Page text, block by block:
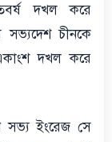
দখল করে
সভ্যদেশ চীনকে
দখল করে
সভ্য ইংরেজ সে